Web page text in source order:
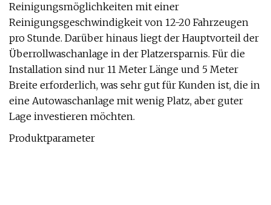
Reinigungsmöglichkeiten mit einer
Reinigungsgeschwindigkeit von 12-20 Fahrzeugen
pro Stunde. Darüber hinaus liegt der Hauptvorteil der
Überrollwaschanlage in der Platzersparnis. Für die
Installation sind nur 11 Meter Länge und 5 Meter
Breite erforderlich, was sehr gut für Kunden ist, die in
eine Autowaschanlage mit wenig Platz, aber guter
Lage investieren möchten.
Produktparameter